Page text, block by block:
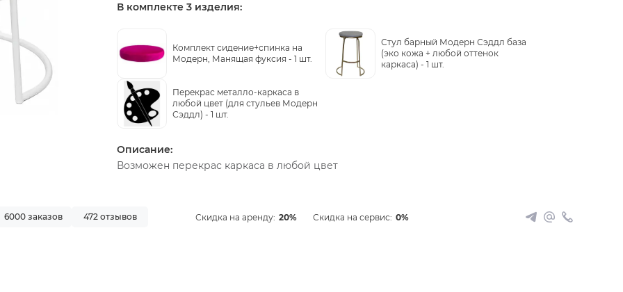
В комплекте 3 изделия:
Комплект сидение+спинка на
Модерн, Манящая фуксия - 1 шт.
Стул барный Модерн Сэддл база
(эко кожа + любой оттенок
каркаса) - 1 шт.
Перекрас металло-каркаса в
любой цвет (для стульев Модерн
Сэддл) - 1 шт.
Описание:
Возможен перекрас каркаса в любой цвет
6000 заказов 472 отзывов Скидка на аренду: 20% Скидка на сервис: 0%